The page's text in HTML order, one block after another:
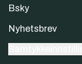
Bsky
Nyhetsbrev